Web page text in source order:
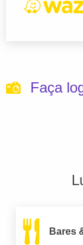
Faça
Bares